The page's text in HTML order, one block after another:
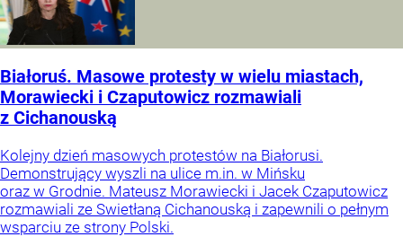
Białoruś. Masowe protesty w wielu miastach,
Morawiecki i Czaputowicz rozmawiali
z Cichanouską
Kolejny dzień masowych protestów na Białorusi.
Demonstrujący wyszli na ulice m.in. w Mińsku
oraz w Grodnie. Mateusz Morawiecki i Jacek Czaputowicz
rozmawiali ze Swietłaną Cichanouską i zapewnili o pełnym
wsparciu ze strony Polski.